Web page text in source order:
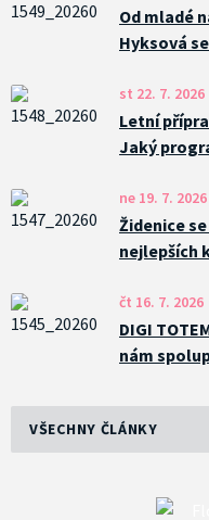
Od mladé
Hyksová
st 22. 7. 2026
Letní
Jaký
ne 19. 7. 2026
Židenice
nejlepších
čt 16. 7. 2026
DIGI
nám
VŠECHNY ČLÁNKY